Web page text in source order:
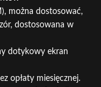
można dostosować,
dostosowana w
dotykowy ekran
opłaty miesięcznej.